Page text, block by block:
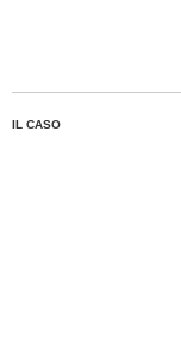
IL CASO